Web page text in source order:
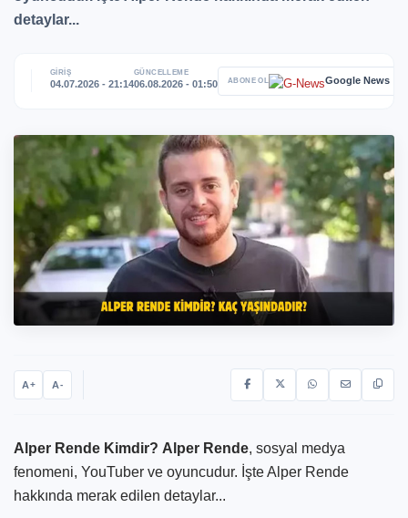
detaylar...
GİRİŞ
04.07.2026 - 21:14
GÜNCELLEME
06.08.2026 - 01:50 ABONE OL Google News
A+ A-
Alper Rende Kimdir? Alper Rende, sosyal medya
fenomeni, YouTuber ve oyuncudur. İşte Alper Rende
hakkında merak edilen detaylar...